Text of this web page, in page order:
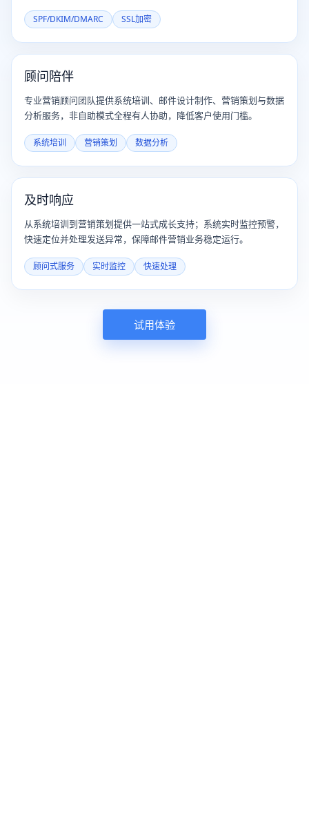
SPF/DKIM/DMARC SSL加密
顾问陪伴
专业营销顾问团队提供系统培训、邮件设计制作、营销策划与数据
分析服务，非自助模式全程有人协助，降低客户使用门槛。
系统培训 营销策划 数据分析
及时响应
从系统培训到营销策划提供一站式成长支持；系统实时监控预警，
快速定位并处理发送异常，保障邮件营销业务稳定运行。
顾问式服务 实时监控 快速处理
试用体验